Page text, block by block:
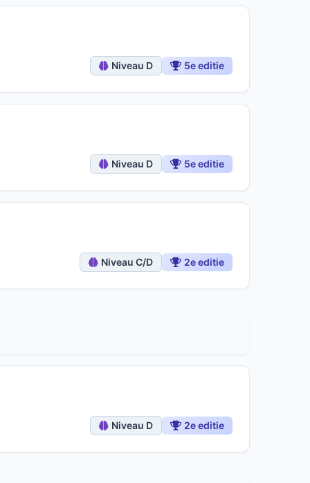
Niveau D 5e editie
Niveau D 5e editie
Niveau C/D 2e editie
Niveau D 2e editie